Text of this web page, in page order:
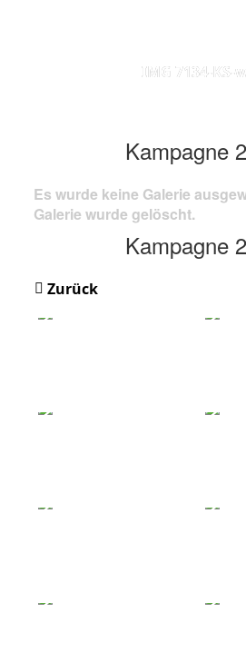
IMG 7134-KS-
Kampagne
Es wurde keine Galerie
Galerie wurde gelöscht.
Kampagne
Zurück